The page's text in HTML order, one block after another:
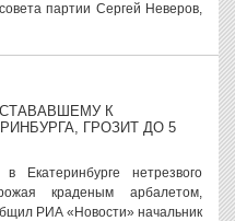
партии Сергей Неверов,
К
ГРОЗИТ ДО 5
Екатеринбурге нетрезвого
краденым арбалетом,
РИА «Новости» начальник